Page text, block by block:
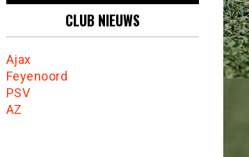
CLUB NIEUWS
Ajax
Feyenoord
PSV
AZ